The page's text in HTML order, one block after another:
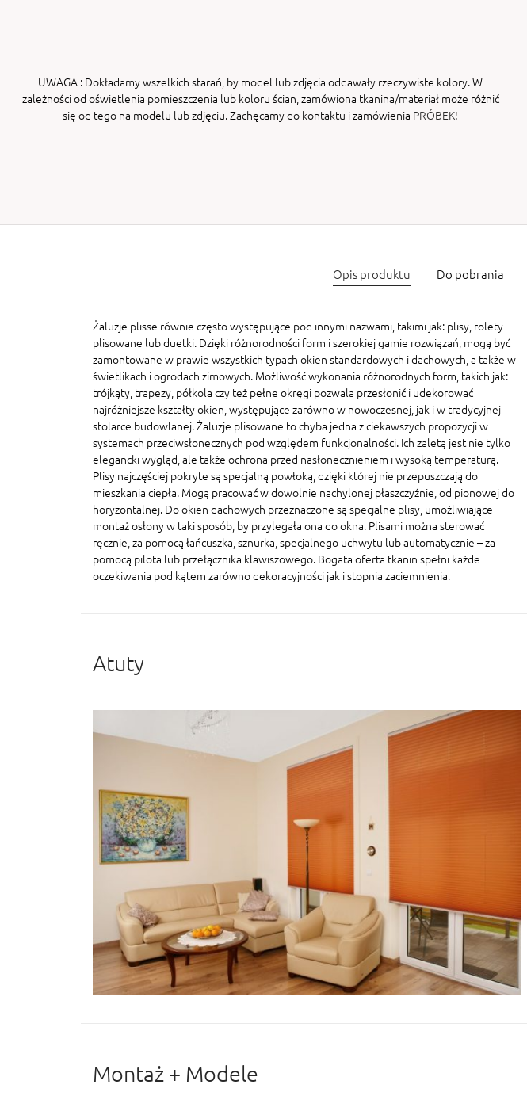
UWAGA : Dokładamy wszelkich starań, by model lub zdjęcia oddawały rzeczywiste kolory. W
zależności od oświetlenia pomieszczenia lub koloru ścian, zamówiona tkanina/materiał może różnić
się od tego na modelu lub zdjęciu. Zachęcamy do kontaktu i zamówienia PRÓBEK!
Opis produktu Do pobrania
Żaluzje plisse równie często występujące pod innymi nazwami, takimi jak: plisy, rolety
plisowane lub duetki. Dzięki różnorodności form i szerokiej gamie rozwiązań, mogą być
zamontowane w prawie wszystkich typach okien standardowych i dachowych, a także w
świetlikach i ogrodach zimowych. Możliwość wykonania różnorodnych form, takich jak:
trójkąty, trapezy, półkola czy też pełne okręgi pozwala przesłonić i udekorować
najróżniejsze kształty okien, występujące zarówno w nowoczesnej, jak i w tradycyjnej
stolarce budowlanej. Żaluzje plisowane to chyba jedna z ciekawszych propozycji w
systemach przeciwsłonecznych pod względem funkcjonalności. Ich zaletą jest nie tylko
elegancki wygląd, ale także ochrona przed nasłonecznieniem i wysoką temperaturą.
Plisy najczęściej pokryte są specjalną powłoką, dzięki której nie przepuszczają do
mieszkania ciepła. Mogą pracować w dowolnie nachylonej płaszczyźnie, od pionowej do
horyzontalnej. Do okien dachowych przeznaczone są specjalne plisy, umożliwiające
montaż osłony w taki sposób, by przylegała ona do okna. Plisami można sterować
ręcznie, za pomocą łańcuszka, sznurka, specjalnego uchwytu lub automatycznie – za
pomocą pilota lub przełącznika klawiszowego. Bogata oferta tkanin spełni każde
oczekiwania pod kątem zarówno dekoracyjności jak i stopnia zaciemnienia.
Atuty
Montaż + Modele